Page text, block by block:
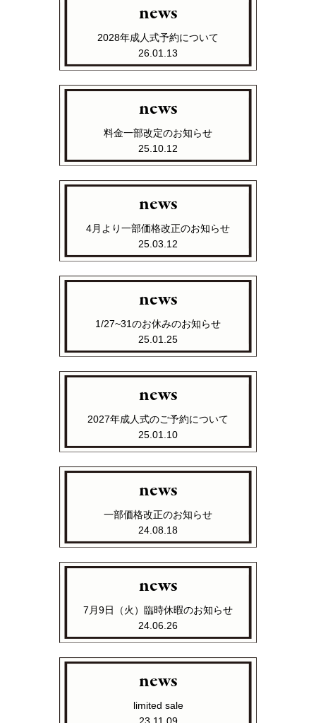
news
2028年成人式予約について
26.01.13
news
料金一部改定のお知らせ
25.10.12
news
4月より一部価格改正のお知らせ
25.03.12
news
1/27~31のお休みのお知らせ
25.01.25
news
2027年成人式のご予約について
25.01.10
news
一部価格改正のお知らせ
24.08.18
news
7月9日（火）臨時休暇のお知らせ
24.06.26
news
limited sale